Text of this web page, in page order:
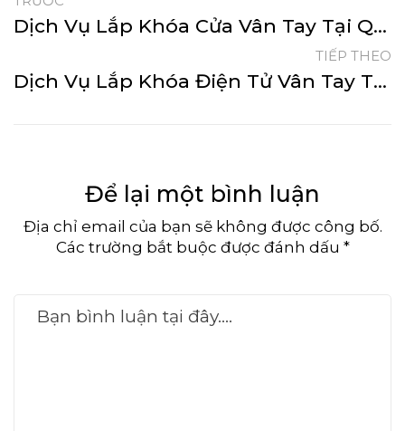
Dịch Vụ Lắp Khóa Cửa Vân Tay Tại Quận 5 Nhanh Chóng
TIẾP THEO
Dịch Vụ Lắp Khóa Điện Tử Vân Tay Tại Quận 7 Nhanh Chóng
Để lại một bình luận
Địa chỉ email của bạn sẽ không được công bố.
Các trường bắt buộc được đánh dấu *